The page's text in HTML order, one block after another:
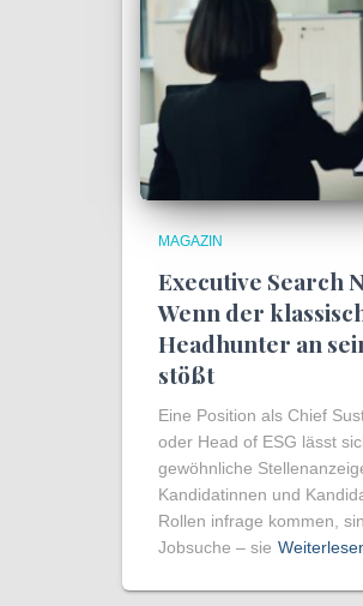
MAGAZIN
Executive Search
Wenn der
Headhunter an
stößt
Eine Position als Chief
oder Head of ESG lässt
gewöhnliche
Kandidatinnen und
Rollen infrage kommen,
Jobsuche – sie